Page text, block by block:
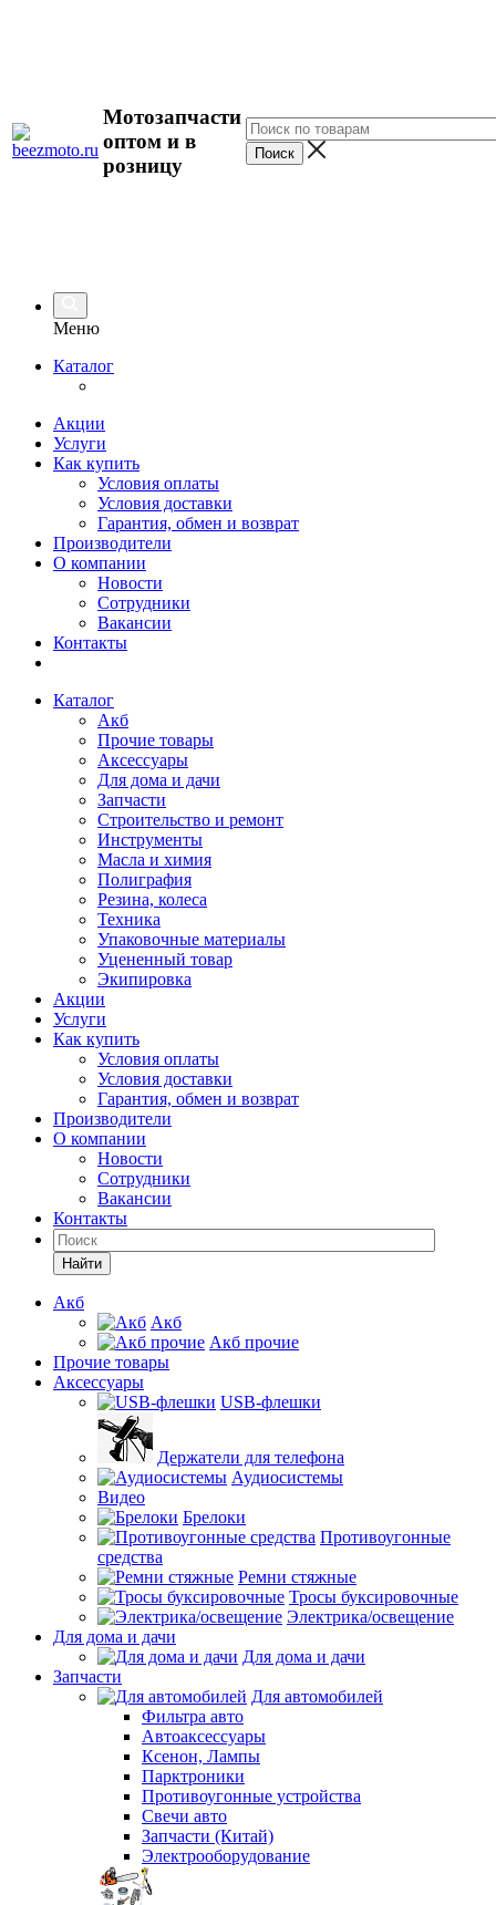
Мотозапчасти
оптом и в
розницу
Меню
Каталог
Акции
Услуги
Как купить
Условия оплаты
Условия доставки
Гарантия, обмен и возврат
Производители
О компании
Новости
Сотрудники
Вакансии
Контакты
Каталог
Акб
Прочие товары
Аксессуары
Для дома и дачи
Запчасти
Строительство и ремонт
Инструменты
Масла и химия
Полиграфия
Резина, колеса
Техника
Упаковочные материалы
Уцененный товар
Экипировка
Акции
Услуги
Как купить
Условия оплаты
Условия доставки
Гарантия, обмен и возврат
Производители
О компании
Новости
Сотрудники
Вакансии
Контакты
Найти
Акб
Акб
Акб прочие
Прочие товары
Аксессуары
USB-флешки
Держатели для телефона
Аудиосистемы
Видео
Брелоки
Противоугонные
средства
Ремни стяжные
Тросы буксировочные
Электрика/освещение
Для дома и дачи
Для дома и дачи
Запчасти
Для автомобилей
Фильтра авто
Автоаксессуары
Ксенон, Лампы
Парктроники
Противоугонные устройства
Свечи авто
Запчасти (Китай)
Электрооборудование